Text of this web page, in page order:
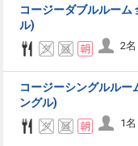
コージーダブルルー
ル)
2名
コージーシングルル
ングル)
1名